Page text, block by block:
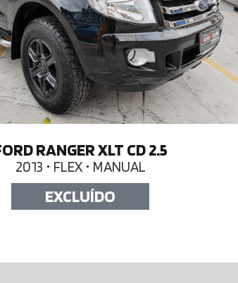
RANGER XLT CD 2.5
2013 • FLEX • MANUAL
EXCLUÍDO